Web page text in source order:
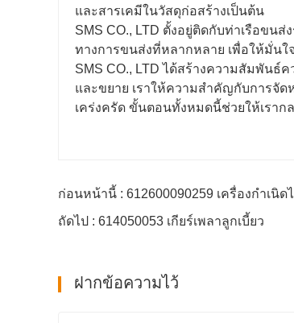
และสารเคมีในวัสดุก่อสร้างเป็นต้น
SMS CO., LTD ตั้งอยู่ติดกับท่าเรือขน
ทางการขนส่งที่หลากหลาย เพื่อให้มั่น
SMS CO., LTD ได้สร้างความสัมพัน
และขยาย เราให้ความสำคัญกับการ
เคร่งครัด ขั้นตอนทั้งหมดนี้ช่วยให้เรา
ก่อนหน้านี้ : 612600090259 เครื่องกำเนิ
ถัดไป : 614050053 เกียร์เพลาลูกเบี้ยว
ฝากข้อความไว้